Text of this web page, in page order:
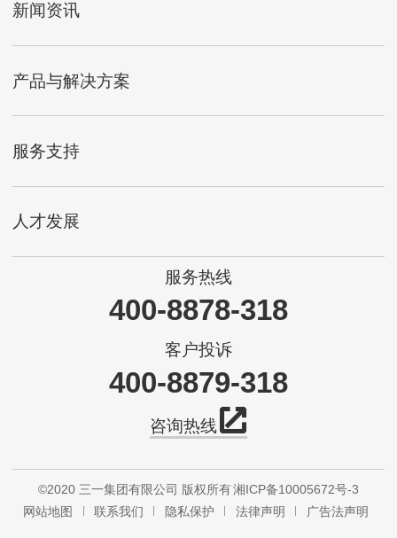
新闻资讯
产品与解决方案
服务支持
人才发展
服务热线
400-8878-318
客户投诉
400-8879-318
咨询热线
©2020 三一集团有限公司 版权所有湘ICP备10005672号-3
网站地图
联系我们 隐私保护 法律声明 广告法声明